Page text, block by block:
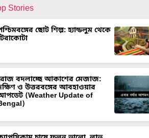
Stories
ছোট শিল্প: হ্যান্ডলুম থেকে
বদলাচ্ছে আকাশের মেজাজ:
ও উত্তরবঙ্গের আবহাওয়ার
(Weather Update of